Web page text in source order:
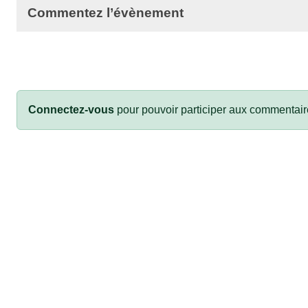
Commentez l’évènement
Connectez-vous pour pouvoir participer aux